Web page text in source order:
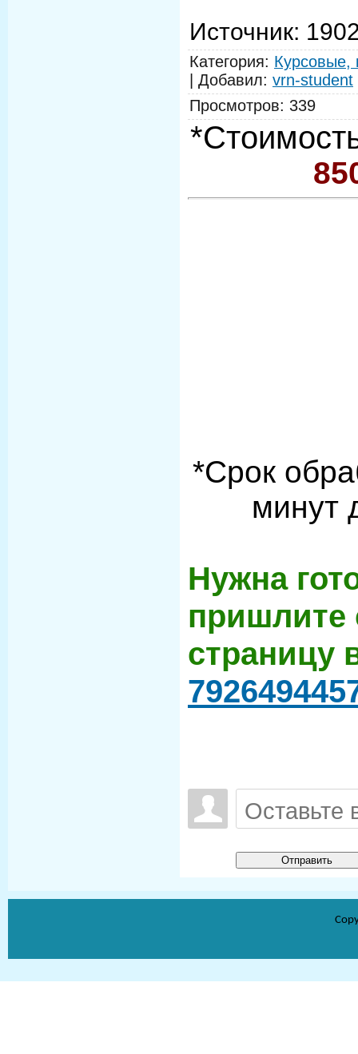
Источник:
Категория: Курсовые,
Добавил: vrn-student
Просмотров: 339
*Срок
минут
Нужна
пришлите
страницу
Отправить